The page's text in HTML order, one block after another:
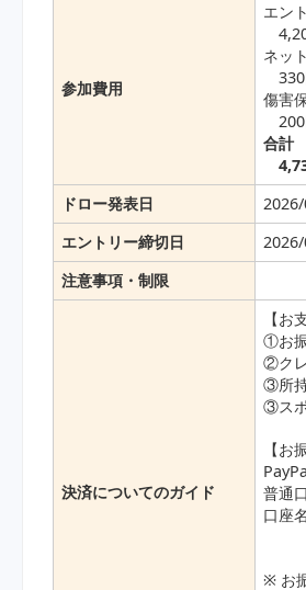
参加費用
エン
ネッ
330
傷害
200
合計
ドロー発表日
エントリー締切日
注意事項・制限
決済についてのガイド
【
①お
②ク
③所
③ス
【
普通
口座
（
※ お